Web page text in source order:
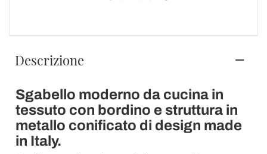
Descrizione
Sgabello moderno da cucina in
tessuto con bordino e struttura in
metallo conificato di design made
in Italy.